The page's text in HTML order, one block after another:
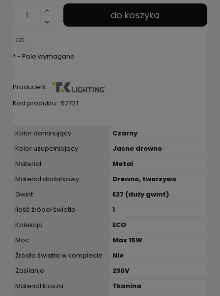
szt.
do koszyka
*- Pole wymagane
Producent:
Kod produktu: 5772T
Kolor dominujący
Czarny
Kolor uzupełniający
Jasne drewno
Materiał
Metal
Materiał dodatkowy
Drewno, tworzywo
Gwint
E27 (duży gwint)
Ilość źródeł światła
1
Kolekcja
ECO
Moc
Max 15W
Źródło światła w komplecie
Nie
Zasilanie
230V
Materiał klosza
Tkanina